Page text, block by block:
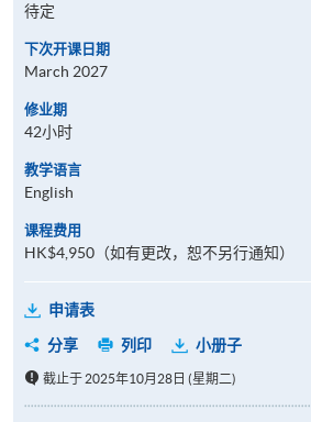
待定
下次开课日期
March 2027
修业期
42小时
教学语言
English
课程费用
HK$4,950（如有更改，恕不另行通知）
申请表
分享
列印 小册子
截止于 2025年10月28日 (星期二)